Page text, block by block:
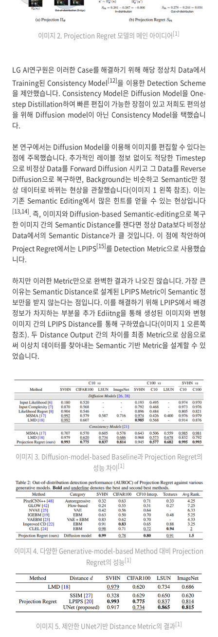
이미지 2. Projection Regret 모델의 메인 아이디어[1]
LG AI연구원은 이러한 Case를 해결하기 위해 해당 정상치 Data에서
Training된 Consistency Model[12]을 이용한 Detection Scheme
을 제안했습니다. Consistency Model은 Diffusion Model을 One-
step Distillation하여 빠른 편집이 가능한 장점이 있고 저희도 편의성
을 위해 Diffusion model이 아닌 Consistency Model을 택했습니
다.
본 연구에서는 Diffusion Model을 이용해 이미지를 편집할 수 있다는
점에 주목했습니다. 추가적인 레이블 정보 없이도 적당한 Timestep
으로 비정상 Data를 Forward Diffusion 시키고 그 Data를 Reverse
Diffusion으로 복구하면, Background는 비슷하고 Semantic만 정
상 데이터로 바뀌는 현상을 관찰했습니다(이미지 1 왼쪽 참조). 이는
기존 Semantic Editing에서 많은 힌트를 얻을 수 있는 현상입니다
[13,14] . 즉, 이미지와 Diffusion-based Semantic-editing으로 복구
한 이미지 간의 Semantic Distance를 잰다면 정상 Data보다 비정상
Data에서의 Semantic Distance가 클 것입니다. 이 점에 착안하여
Project Regret에서는 LPIPS[15]를 Detection Metric으로 사용했습
니다.
하지만 이러한 Metric만으로 완벽한 결과가 나오진 않습니다. 가장 큰
이유는 Semantic Distance로 설계된 LPIPS Metric이 Semantic 정
보만을 받지 않는다는 점입니다. 이를 해결하기 위해 LPIPS에서 배경
정보가 차지하는 부분을 추가 Ediitng을 통해 생성된 이미지와 변형
이미지 간의 LPIPS Distance를 통해 구하였습니다(이미지 1 오른쪽
참조). 두 Distance Output 간의 차이를 최종 Metric으로 삼음으로
써 이상치 데이터를 찾아내는 Semantic 기반 Metric을 설계할 수 있
었습니다.
이미지 3. Diffusion-model-based Baseline과 Projection Regret의
성능 차이[1]
이미지 4. 다양한 Generative-model-based Method 대비 Projection
Regret의 성능[1]
이미지 5. 제안한 UNet기반 Distance Metric의 결과[1]